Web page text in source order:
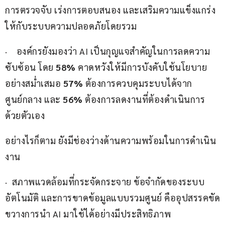
การตรวจจับ เร่งการตอบสนอง และเสริมความแข็งแกร่ง
ให้กับระบบความปลอดภัยโดยรวม
·    องค์กรยังมองว่า AI เป็นกุญแจสำคัญในการลดความ
ซับซ้อน โดย 58% คาดหวังให้มีการบังคับใช้นโยบาย
อย่างสม่ำเสมอ 57% ต้องการควบคุมระบบได้จาก
ศูนย์กลาง และ 56% ต้องการลดงานที่ต้องดำเนินการ
ด้วยตัวเอง
อย่างไรก็ตาม ยังมีช่องว่างด้านความพร้อมในการดำเนิน
งาน
·  สภาพแวดล้อมที่กระจัดกระจาย ข้อจำกัดของระบบ
อัตโนมัติ และการขาดข้อมูลแบบรวมศูนย์ คืออุปสรรคขัด
ขวางการนำ AI มาใช้ได้อย่างมีประสิทธิภาพ